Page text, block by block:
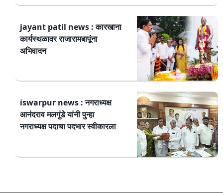
jayant patil news : कारखाना
कार्यस्थळावर राजारामबापूंना
अभिवादन
iswarpur news : नगराध्यक्ष
आनंदराव मलगुंडे यांनी पुन्हा
नगराध्यक्ष पदाचा पदभार स्वीकारला